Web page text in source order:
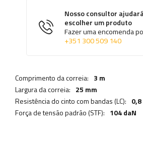
Nosso consultor
escolher um produto
Fazer uma encomenda
+351 300 509 140
Comprimento da correia: 3 m
Largura da correia: 25 mm
Resistência do cinto com bandas (LC):
Força de tensão padrão (STF): 104 daN